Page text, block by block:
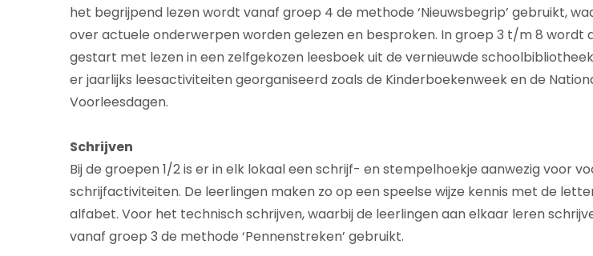
het begrijpend lezen wordt vanaf groep 4 de methode ‘Nieuwsbegrip’ gebruikt,
over actuele onderwerpen worden gelezen en besproken. In groep 3 t/m 8 wordt
gestart met lezen in een zelfgekozen leesboek uit de vernieuwde
er jaarlijks leesactiviteiten georganiseerd zoals de Kinderboekenweek en de
Voorleesdagen.
Schrijven
Bij de groepen 1/2 is er in elk lokaal een schrijf- en stempelhoekje aanwezig voor
schrijfactiviteiten. De leerlingen maken zo op een speelse wijze kennis met de
alfabet. Voor het technisch schrijven, waarbij de leerlingen aan elkaar leren
vanaf groep 3 de methode ‘Pennenstreken’ gebruikt.